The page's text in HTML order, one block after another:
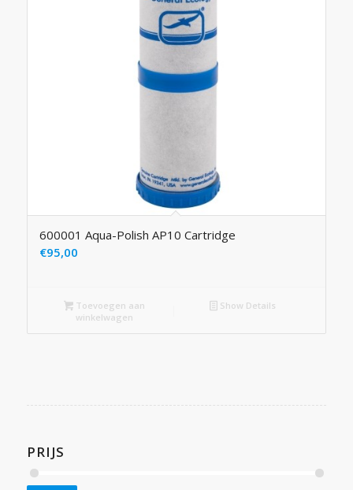
600001 Aqua-Polish AP10 Cartridge
€95,00
Toevoegen aan
winkelwagen
Show Details
PRIJS